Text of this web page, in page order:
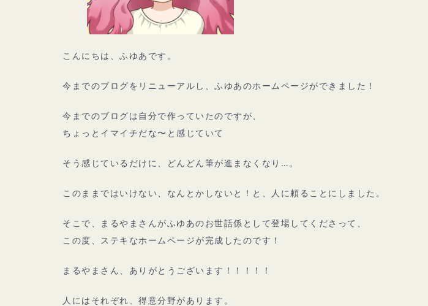
こんにちは、ふゆあです。
今までのブログをリニューアルし、ふゆあのホームページができました！
今までのブログは自分で作っていたのですが、
ちょっとイマイチだな〜と感じていて
そう感じているだけに、どんどん筆が進まなくなり…。
このままではいけない、なんとかしないと！と、人に頼ることにしました。
そこで、まるやまさんがふゆあのお世話係として登場してくださって、
この度、ステキなホームページが完成したのです！
まるやまさん、ありがとうございます！！！！！
人にはそれぞれ、得意分野があります。